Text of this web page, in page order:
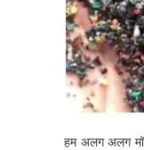
हम अलग अलग